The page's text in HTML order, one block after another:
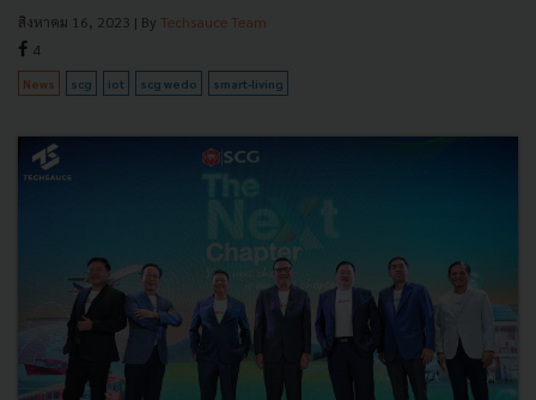
สิงหาคม 16, 2023 | By Techsauce Team
4
News scg iot scg wedo smart-living